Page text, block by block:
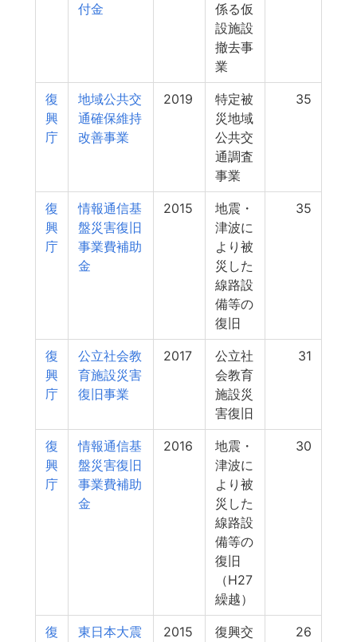
付金
係る仮
設施設
撤去事
業
復
興
庁
地域公共交
通確保維持
改善事業
2019
特定被
災地域
公共交
通調査
事業
35
復
興
庁
情報通信基
盤災害復旧
事業費補助
金
2015
地震・
津波に
より被
災した
線路設
備等の
復旧
35
復
興
庁
公立社会教
育施設災害
復旧事業
2017
公立社
会教育
施設災
害復旧
31
復
興
庁
情報通信基
盤災害復旧
事業費補助
金
2016
地震・
津波に
より被
災した
線路設
備等の
復旧
（H27
繰越）
30
復
東日本大震
2015
復興交
26